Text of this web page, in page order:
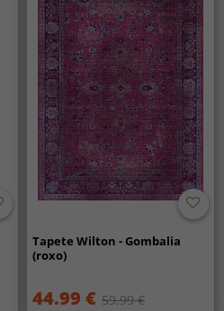
Tapete Wilton - Gombalia
(roxo)
44.99 € 59.99 €